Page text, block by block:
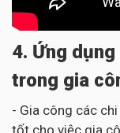
4. Ứng
trong gia
- Gia công các
tốt cho việc gia